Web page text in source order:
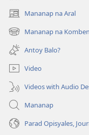
Mananap na Aral
(opens
new
window)
Mananap na
(opens
new
window)
Antoy Balo?
Video
Videos with Audio
Mananap
Parad Opisyales,